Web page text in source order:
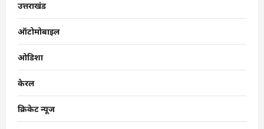
उत्तराखंड
ऑटोमोबाइल
ओडिशा
केरल
क्रिकेट न्यूज